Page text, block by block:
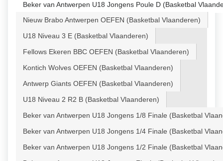
Beker van Antwerpen U18 Jongens Poule D (Basketbal
Nieuw Brabo Antwerpen OEFEN (Basketbal Vlaanderen)
U18 Niveau 3 E (Basketbal Vlaanderen)
Fellows Ekeren BBC OEFEN (Basketbal Vlaanderen)
Kontich Wolves OEFEN (Basketbal Vlaanderen)
Antwerp Giants OEFEN (Basketbal Vlaanderen)
U18 Niveau 2 R2 B (Basketbal Vlaanderen)
Beker van Antwerpen U18 Jongens 1/8 Finale (Basketbal
Beker van Antwerpen U18 Jongens 1/4 Finale (Basketbal
Beker van Antwerpen U18 Jongens 1/2 Finale (Basketbal